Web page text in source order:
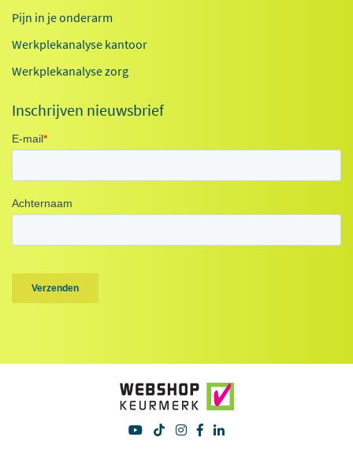
Pijn in je onderarm
Werkplekanalyse kantoor
Werkplekanalyse zorg
Inschrijven nieuwsbrief